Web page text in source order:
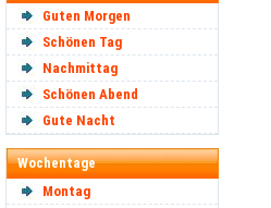
Guten Morgen
Schönen Tag
Nachmittag
Schönen Abend
Gute Nacht
Wochentage
Montag